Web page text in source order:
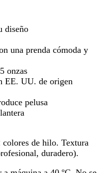
para
diseño
una prenda cómoda y
onzas
EE. UU. de origen
pelusa
colores de hilo. Textura
duradero).